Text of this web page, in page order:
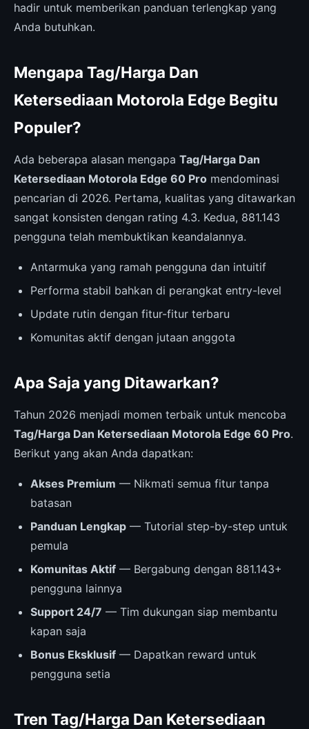
hadir untuk memberikan panduan terlengkap yang
Anda butuhkan.
Mengapa Tag/Harga Dan
Ketersediaan Motorola Edge Begitu
Populer?
Ada beberapa alasan mengapa Tag/Harga Dan
Ketersediaan Motorola Edge 60 Pro mendominasi
pencarian di 2026. Pertama, kualitas yang ditawarkan
sangat konsisten dengan rating 4.3. Kedua, 881.143
pengguna telah membuktikan keandalannya.
Antarmuka yang ramah pengguna dan intuitif
Performa stabil bahkan di perangkat entry-level
Update rutin dengan fitur-fitur terbaru
Komunitas aktif dengan jutaan anggota
Apa Saja yang Ditawarkan?
Tahun 2026 menjadi momen terbaik untuk mencoba
Tag/Harga Dan Ketersediaan Motorola Edge 60 Pro.
Berikut yang akan Anda dapatkan:
Akses Premium — Nikmati semua fitur tanpa
batasan
Panduan Lengkap — Tutorial step-by-step untuk
pemula
Komunitas Aktif — Bergabung dengan 881.143+
pengguna lainnya
Support 24/7 — Tim dukungan siap membantu
kapan saja
Bonus Eksklusif — Dapatkan reward untuk
pengguna setia
Tren Tag/Harga Dan Ketersediaan